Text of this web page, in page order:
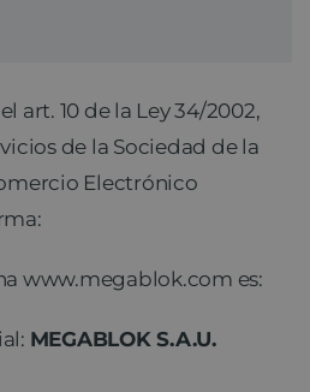
art. 10 de la Ley 34/2002,
de la Sociedad de la
Electrónico
www.megablok.com es:
MEGABLOK S.A.U.